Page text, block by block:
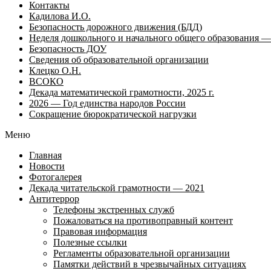
Контакты
Кадилова И.О.
Безопасность дорожного движения (БДД)
Неделя дошкольного и начального общего образования —
Безопасность ДОУ
Сведения об образовательной организации
Клецко О.Н.
ВСОКО
Декада математической грамотности, 2025 г.
2026 — Год единства народов России
Сокращение бюрократической нагрузки
Меню
Главная
Новости
Фотогалерея
Декада читательской грамотности — 2021
Антитеррор
Телефоны экстренных служб
Пожаловаться на противоправный контент
Правовая информация
Полезные ссылки
Регламенты образовательной организации
Памятки действий в чрезвычайных ситуациях